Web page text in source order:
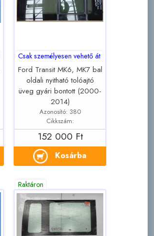
Csak személyesen vehető át
Ford Transit MK6, MK7 bal
oldali nyitható tolóajtó
üveg gyári bontott (2000-
2014)
Azonosító: 380
Cikkszám:
152 000 Ft
Kosárba
Raktáron